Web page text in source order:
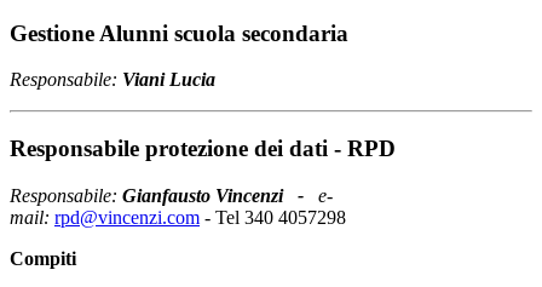
Gestione Alunni scuola secondaria
Responsabile: Viani Lucia
Responsabile protezione dei dati - RPD
Responsabile: Gianfausto Vincenzi -
e-
mail: rpd@vincenzi.com - Tel 340 4057298
Compiti